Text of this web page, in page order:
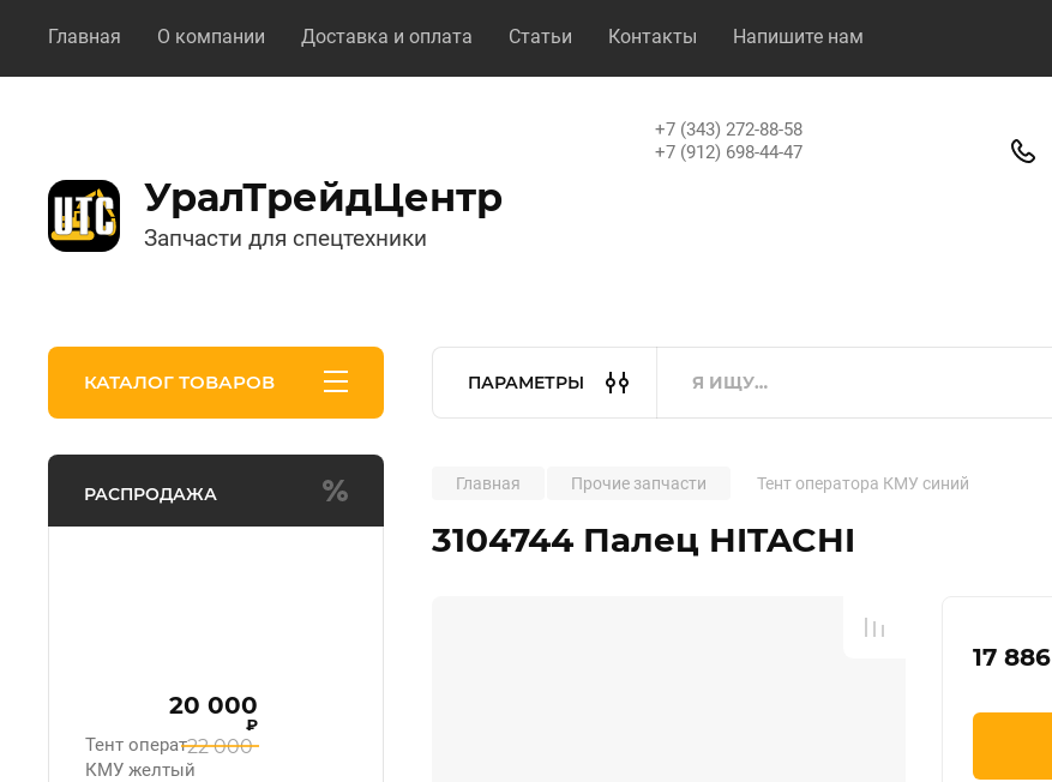
Главная О компании Доставка и оплата Статьи Контакты Напишите нам
УралТрейдЦентр
Запчасти для спецтехники
+7 (343) 272-88-58
+7 (912) 698-44-47
КАТАЛОГ ТОВАРОВ ПАРАМЕТРЫ
РАСПРОДАЖА
Тент оператора
КМУ желтый
22 000
20 000
₽
Главная Прочие запчасти Тент оператора КМУ синий
3104744 Палец HITACHI
17 886